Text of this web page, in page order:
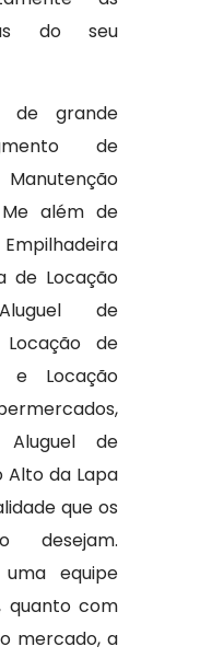
do seu
de grande
de
Manutenção
além de
de Locação
de
de
e Locação
Aluguel de
Alto da Lapa
que os
desejam.
equipe
quanto com
mercado, a